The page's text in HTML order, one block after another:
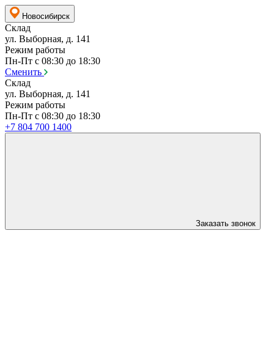
Новосибирск
Склад
ул. Выборная, д. 141
Режим работы
Пн-Пт с 08:30 до 18:30
Сменить
Склад
ул. Выборная, д. 141
Режим работы
Пн-Пт с 08:30 до 18:30
+7 804 700 1400
Заказать звонок